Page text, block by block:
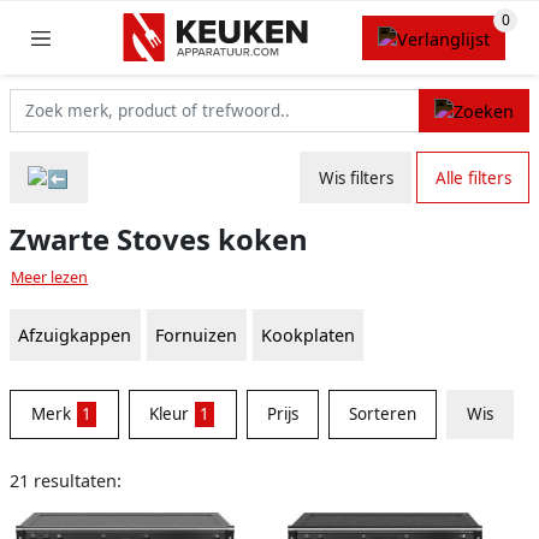
Wis filters Alle filters
Zwarte Stoves koken
Meer lezen
Afzuigkappen Fornuizen Kookplaten
Merk 1 Kleur 1 Prijs Sorteren Wis
21 resultaten: